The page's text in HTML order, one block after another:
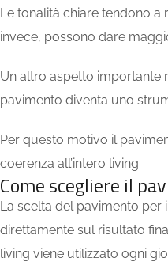
Le tonalità chiare tendono
invece, possono dare
Un altro aspetto importante
pavimento diventa uno
Per questo motivo il
coerenza all’intero living.
Come scegliere il
La scelta del pavimento per
direttamente sul risultato
living viene utilizzato ogni